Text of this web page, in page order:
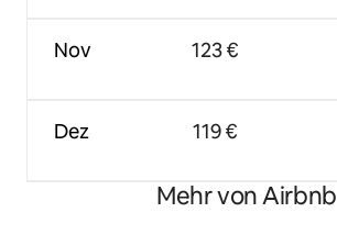
Nov
Dez
123 €
119 €
Mehr von Airbnb